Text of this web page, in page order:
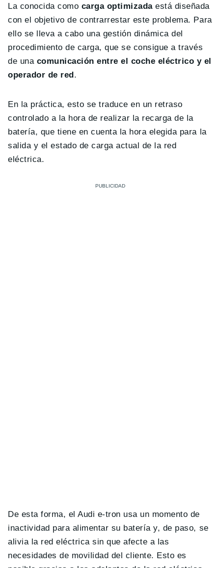
La conocida como carga optimizadaestá diseñada
con el objetivo de contrarrestar este problema. Para
ello se lleva a cabo una gestión dinámica del
procedimiento de carga, que se consigue a través
de unacomunicación entre el coche eléctrico y el
operador de red .
En la práctica, esto se traduce en un retraso
controlado a la hora de realizar la recarga de la
batería, que tiene en cuenta la hora elegida para la
salida y el estado de carga actual de la red
eléctrica.
De esta forma, el Audi e-tron usa un momento de
inactividad para alimentar su batería y, de paso, se
alivia la red eléctrica sin que afecte a las
necesidades de movilidad del cliente. Esto es